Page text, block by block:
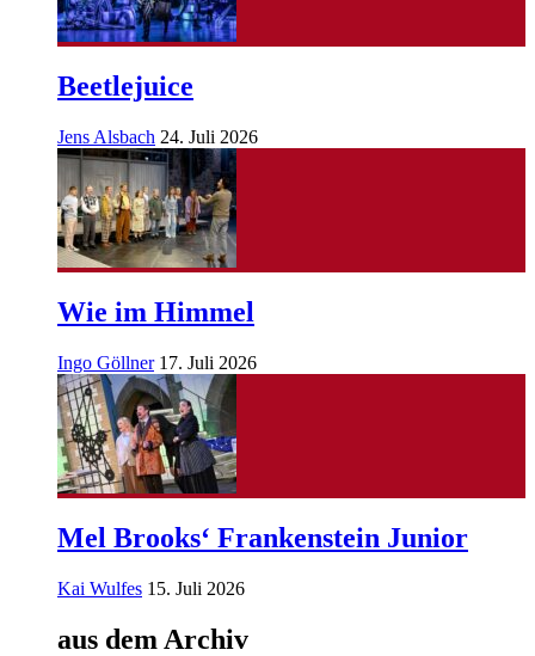
Beetlejuice
Jens Alsbach 24. Juli 2026
Wie im Himmel
Ingo Göllner 17. Juli 2026
Mel Brooks‘ Frankenstein Junior
Kai Wulfes 15. Juli 2026
aus dem Archiv